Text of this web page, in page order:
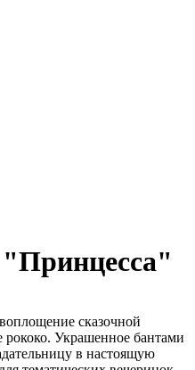
"Принцесса"
сказочной
рококо. Украшенное бантами
в настоящую